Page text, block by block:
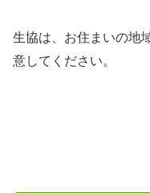
生協は、お住まいの地
意してください。